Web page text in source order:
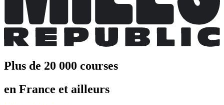
Plus de 20 000 courses
en France et ailleurs